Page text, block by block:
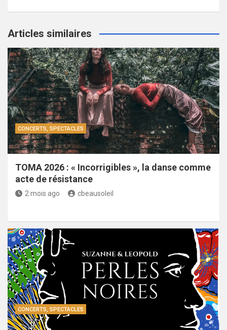
Articles similaires
CONCERTS, SPECTACLES
TOMA 2026 : « Incorrigibles », la danse comme
acte de résistance
2 mois ago cbeausoleil
CONCERTS, SPECTACLES